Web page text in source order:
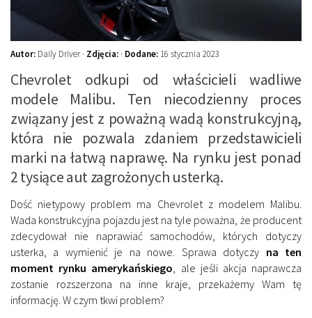
Autor: Daily Driver · Zdjęcia: · Dodane: 16 stycznia 2023
Chevrolet odkupi od właścicieli wadliwe
modele Malibu. Ten niecodzienny proces
związany jest z poważną wadą konstrukcyjną,
która nie pozwala zdaniem przedstawicieli
marki na łatwą naprawę. Na rynku jest ponad
2 tysiące aut zagrożonych usterką.
Dość nietypowy problem ma Chevrolet z modelem Malibu.
Wada konstrukcyjna pojazdu jest na tyle poważna, że producent
zdecydował nie naprawiać samochodów, których dotyczy
usterka, a wymienić je na nowe. Sprawa dotyczy na ten
moment rynku amerykańskiego , ale jeśli akcja naprawcza
zostanie rozszerzona na inne kraje, przekażemy Wam tę
informację. W czym tkwi problem?